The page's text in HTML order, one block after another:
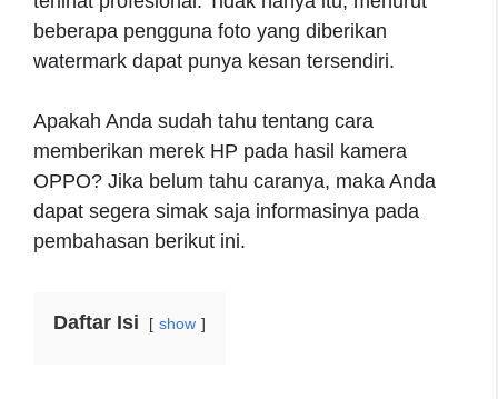
beberapa pengguna foto yang diberikan
watermark dapat punya kesan tersendiri.
Apakah Anda sudah tahu tentang cara
memberikan merek HP pada hasil kamera
OPPO? Jika belum tahu caranya, maka Anda
dapat segera simak saja informasinya pada
pembahasan berikut ini.
Daftar Isi show